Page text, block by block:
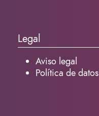
Legal
Aviso legal
Política de datos